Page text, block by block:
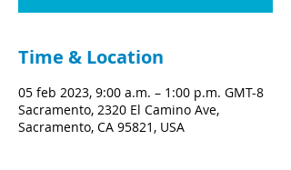
Time & Location
05 feb 2023, 9:00 a.m. – 1:00 p.m. GMT-8
Sacramento, 2320 El Camino Ave,
Sacramento, CA 95821, USA